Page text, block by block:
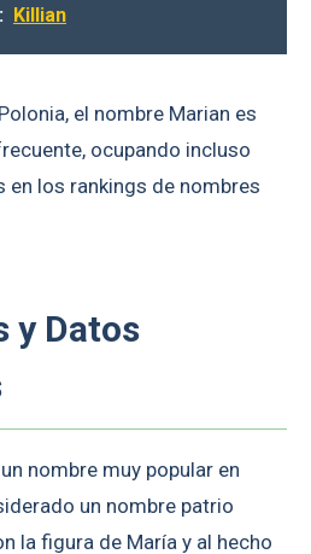
Killian
el nombre Marian es
ocupando incluso
los rankings de nombres
y Datos
nombre muy popular en
un nombre patrio
la figura de María y al hecho